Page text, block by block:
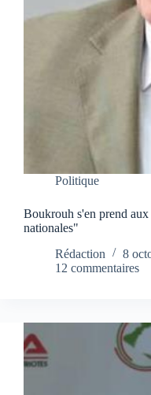
Politique
Boukrouh s'en prend
nationales"
Rédaction
8
12 commentaires